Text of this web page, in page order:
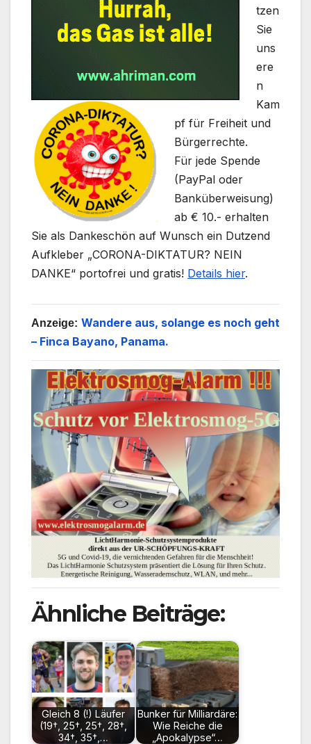
tzen
Sie
uns
ere
n
Kam
pf für Freiheit und
Bürgerrechte.
Für jede Spende
(PayPal oder
Banküberweisung)
ab € 10.- erhalten
Sie als Dankeschön auf Wunsch ein Dutzend
Aufkleber „CORONA-DIKTATUR? NEIN
DANKE“ portofrei und gratis! Details hier.
Anzeige: Wandere aus, solange es noch geht
– Finca Bayano, Panama.
Ähnliche Beiträge:
Gleich 8 (!) Läufer
(19†, 25†, 25†, 28†,
34†, 35†,…
Bunker für Milliardäre:
Wie Reiche die
„Apokalypse“…